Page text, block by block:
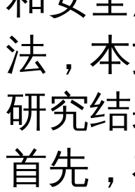
法，
研究结
首先